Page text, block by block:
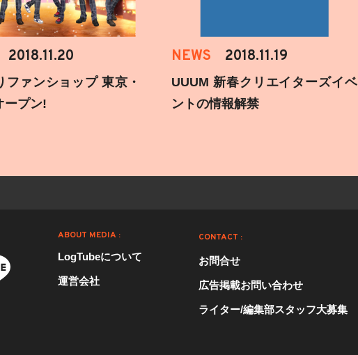
2018.11.20
ファンショップ 東京・
ープン!
NEWS 2018.11.19
UUUM 新春クリエイターズイベ
ントの情報解禁
ABOUT MEDIA :
LogTubeについて
運営会社
CONTACT :
お問合せ
広告掲載お問い合わせ
ライター/編集部スタッフ大募集